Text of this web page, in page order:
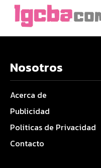
Nosotros
Acerca de
Publicidad
Politicas de Privacidad
Contacto